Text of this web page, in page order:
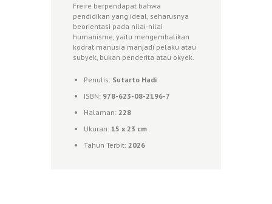
Freire berpendapat bahwa
pendidikan yang ideal, seharusnya
beorientasi pada nilai-nilai
humanisme, yaitu mengembalikan
kodrat manusia manjadi pelaku atau
subyek, bukan penderita atau okyek.
Penulis: Sutarto Hadi
ISBN: 978-623-08-2196-7
Halaman: 228
Ukuran: 15 x 23 cm
Tahun Terbit: 2026